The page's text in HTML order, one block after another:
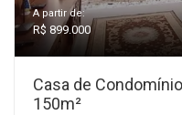
A partir de:
R$ 899.000
Casa de
150m²